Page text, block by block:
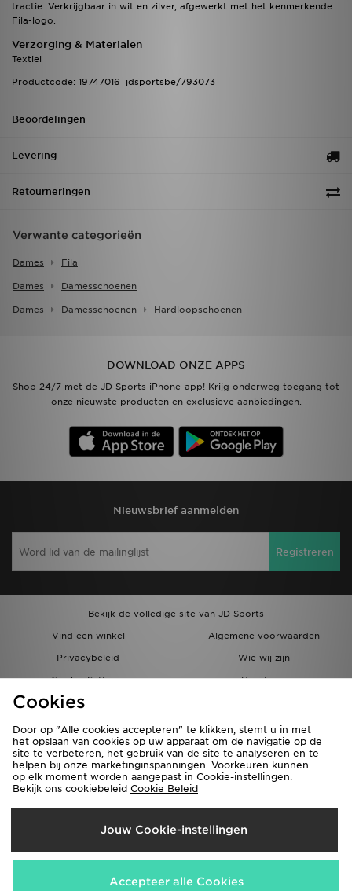
tractie. Verkrijgbaar in wit en zilver, afgewerkt met het kenmerkende
Fila-logo.
Verzorging & Materialen
Textiel
Productcode: 19747016_jdsportsbe/793073
Beoordelingen
Levering
Retourneringen
Verwante categorieën
Dames Fila
Dames Damesschoenen
Dames Damesschoenen Hardloopschoenen
DOWNLOAD ONZE APPS
Shop 24/7 met de JD Sports iPhone-app! Krijg onderweg toegang tot
onze nieuwste producten en exclusieve aanbiedingen.
Nieuwsbrief aanmelden
Registreren
Bekijk de volledige site van JD Sports
Vind een winkel
Algemene voorwaarden
Privacybeleid
Wie wij zijn
Cookie Settings
Vacatures
Bestellingen en Levering
Verzenden Naar
België
Wij accepteren de volgende betaalmethoden
Cookies
Door op "Alle cookies accepteren" te klikken, stemt u in met
het opslaan van cookies op uw apparaat om de navigatie op de
site te verbeteren, het gebruik van de site te analyseren en te
helpen bij onze marketinginspanningen. Voorkeuren kunnen
op elk moment worden aangepast in Cookie-instellingen.
Bekijk ons cookiebeleid Cookie Beleid
Jouw Cookie-instellingen
Accepteer alle Cookies